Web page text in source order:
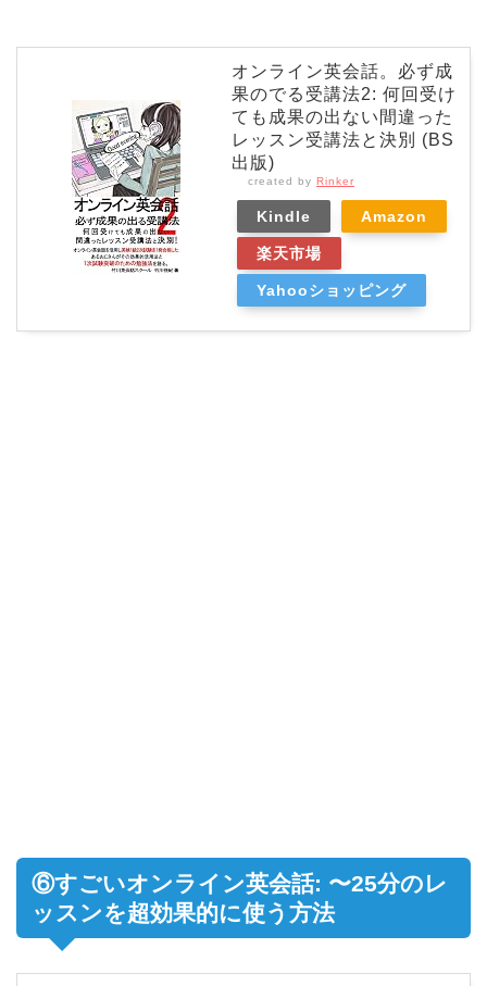
オンライン英会話。必ず成
果のでる受講法2: 何回受け
ても成果の出ない間違った
レッスン受講法と決別 (BS
出版)
created by Rinker
Kindle Amazon
楽天市場
Yahooショッピング
⑥すごいオンライン英会話: 〜25分のレ
ッスンを超効果的に使う方法